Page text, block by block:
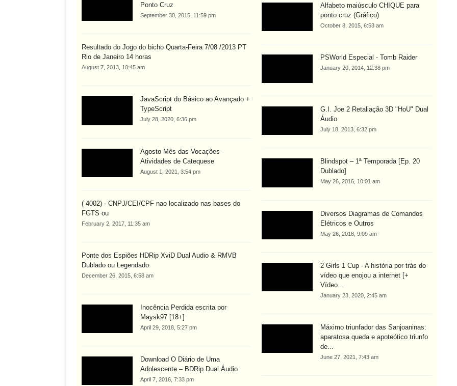
Ponto Cruz
September 30, 2015, 11:59 pm
Resultado do Jogo do bicho Quarta-Feira 7/08 /2013 PT
Rio de Janeiro 14 horas
August 7, 2013, 10:45 am
JavaScript do Básico ao Avançado +
TypeScript
July 28, 2020, 6:36 pm
Agosto Mês das Vocações -
Atividades de Catequese
August 1, 2021, 3:54 pm
( 4002) - CNPJ/CEI/CPF nao localizado nas bases do
FGTS ou
February 2, 2017, 11:35 am
Ponte dos Espiões HDRip XviD Dual Audio & RMVB
Dublado ou Legendado
December 26, 2015, 6:58 am
Inocência Perdida escrita por
Maysk97 [18+]
April 29, 2018, 5:27 pm
Download O Diário de Uma
Adolescente – BDRip Dual Áudio
April 7, 2016, 7:33 pm
Alfabeto maiúsculo CHIQUE para
ponto cruz (Gráfico)
October 8, 2015, 6:53 am
PSWorld Especial - Tomb Raider
January 20, 2014, 12:38 pm
G.I. Joe 2 Retaliação 3D "HoU" Dual
Áudio
July 18, 2013, 6:32 pm
Blindspot – 1ª Temporada [Ep. 20
Dublado]
May 26, 2016, 10:01 am
Diversos Diagramas de Comandos
Elétricos e Outros
May 26, 2018, 9:09 am
2 Girls 1 Cup - A história por trás do
vídeo que enojou a internet [+
Vídeo...
January 23, 2020, 2:45 am
Máximo triunfador das Sanjoaninas:
aparatosa queda e apoteótico triunfo
de...
June 27, 2021, 7:43 am